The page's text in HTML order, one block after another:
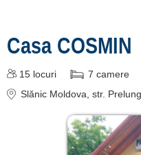
Casa COSMIN
15 locuri 7 camere
Slănic Moldova , str.
Moldova? »